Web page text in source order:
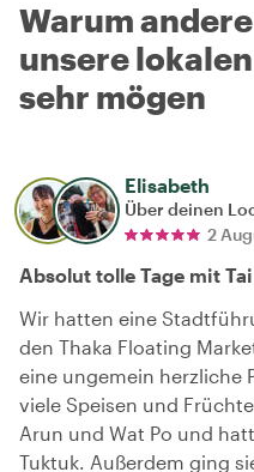
Warum
unsere
sehr mögen
Elisabeth
Über deinen
2
Absolut tolle Tage mit Tai
Wir hatten eine
den Thaka Floating
eine ungemein herzliche
viele Speisen und
Arun und Wat Po und
Tuktuk. Außerdem ging